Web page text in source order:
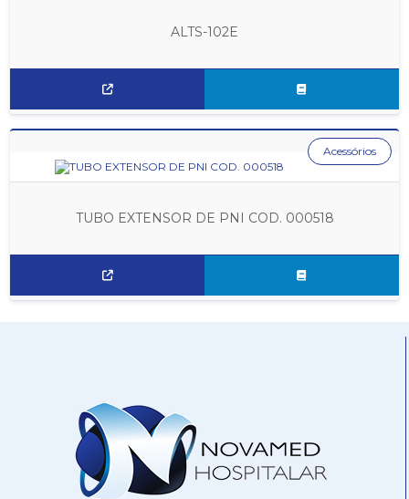
ALTS-102E
TUBO EXTENSOR DE PNI COD. 000518
Acessórios